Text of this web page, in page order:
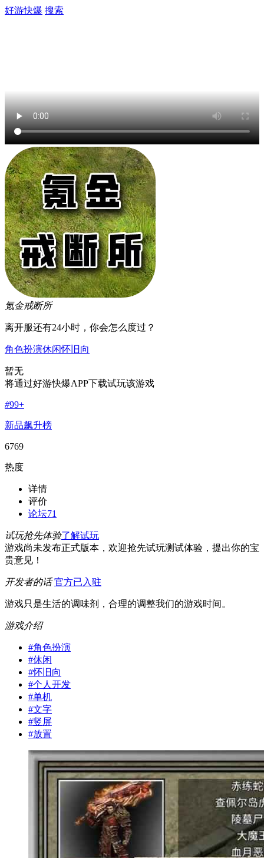
好游快爆 搜索
氪金戒断所
离开服还有24小时，你会怎么度过？
角色扮演休闲怀旧向
暂无
将通过好游快爆APP下载试玩该游戏
#99+
新品飙升榜
6769
热度
详情
评价
论坛71
试玩抢先体验了解试玩
游戏尚未发布正式版本，欢迎抢先试玩测试体验，提出你的宝
贵意见！
开发者的话 官方已入驻
游戏只是生活的调味剂，合理的调整我们的游戏时间。
游戏介绍
#角色扮演
#休闲
#怀旧向
#个人开发
#单机
#文字
#竖屏
#放置